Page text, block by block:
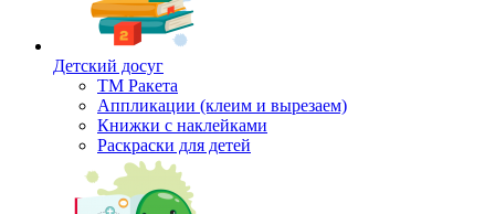
Детский досуг
ТМ Ракета
Аппликации (клеим и вырезаем)
Книжки с наклейками
Раскраски для детей